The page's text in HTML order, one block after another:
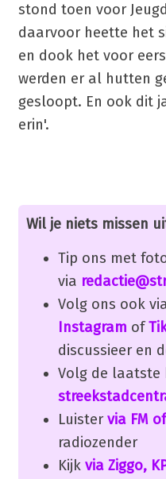
stond toen voor
daarvoor heette het
en dook het voor
werden er al hutten
gesloopt. En ook dit
erin'.
Wil je niets missen
Tip ons met
via
Volg ons ook
Instagram of
discussieer en
Volg de laatste
Luister via FM
radiozender
Kijk via Ziggo,